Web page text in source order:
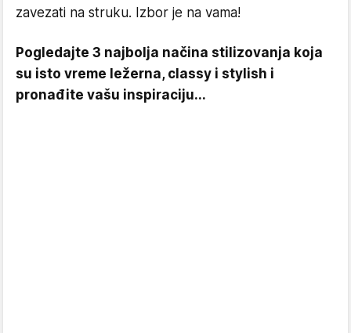
zavezati na struku. Izbor je na vama!
Pogledajte 3 najbolja načina stilizovanja koja
su isto vreme ležerna, classy i stylish i
pronađite vašu inspiraciju...